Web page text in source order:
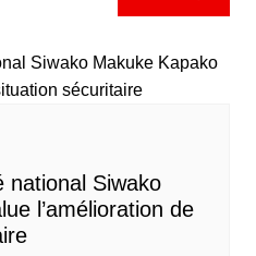
national Siwako
l’amélioration de